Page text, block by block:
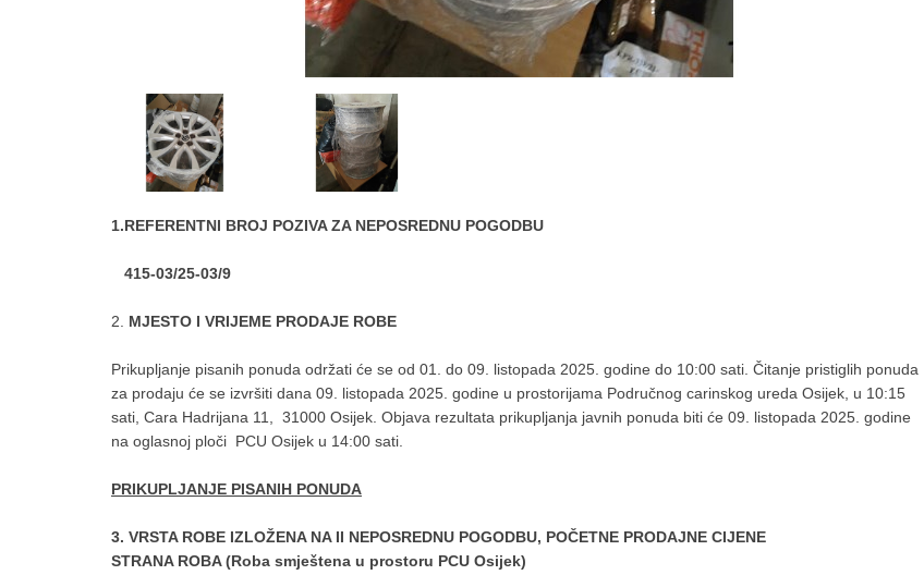
1.REFERENTNI BROJ POZIVA ZA NEPOSREDNU POGODBU
415-03/25-03/9
2. MJESTO I VRIJEME PRODAJE ROBE
Prikupljanje pisanih ponuda održati će se od 01. do 09. listopada 2025. godine do 10:00 sati. Čitanje pristiglih ponuda
za prodaju će se izvršiti dana 09. listopada 2025. godine u prostorijama Područnog carinskog ureda Osijek, u 10:15
sati, Cara Hadrijana 11, 31000 Osijek. Objava rezultata prikupljanja javnih ponuda biti će 09. listopada 2025. godine
na oglasnoj ploči PCU Osijek u 14:00 sati.
PRIKUPLJANJE PISANIH PONUDA
3. VRSTA ROBE IZLOŽENA NA II NEPOSREDNU POGODBU, POČETNE PRODAJNE CIJENE
STRANA ROBA (Roba smještena u prostoru PCU Osijek)